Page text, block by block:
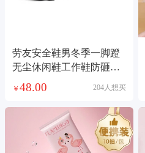
劳友安全鞋男冬季一脚蹬
无尘休闲鞋工作鞋防砸穿
车间防护鞋劳保鞋
￥ 48.00 204人想买